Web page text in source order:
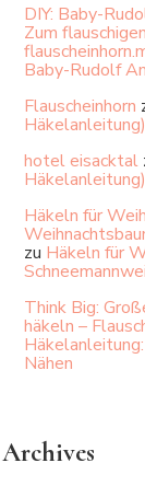
DIY: Baby-
Zum
Baby-Rudolf
Flauscheinhorn
Häkelanleitung)
hotel eisacktal
Häkelanleitung)
Häkeln für
zu Häkeln für
Think Big:
häkeln –
Nähen
Archives